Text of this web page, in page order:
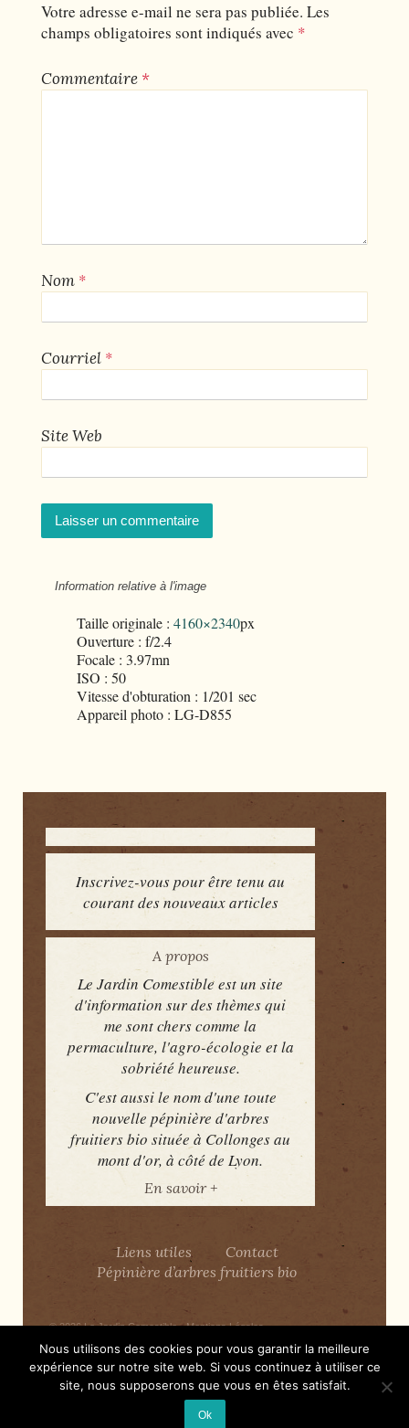
Votre adresse e-mail ne sera pas publiée. Les
champs obligatoires sont indiqués avec *
Commentaire *
Nom *
Courriel *
Site Web
Information relative à l'image
Taille originale : 4160×2340px
Ouverture : f/2.4
Focale : 3.97mn
ISO : 50
Vitesse d'obturation : 1/201 sec
Appareil photo : LG-D855
Inscrivez-vous pour être tenu au
courant des nouveaux articles
A propos
Le Jardin Comestible est un site
d'information sur des thèmes qui
me sont chers comme la
permaculture, l'agro-écologie et la
sobriété heureuse.
C'est aussi le nom d'une toute
nouvelle pépinière d'arbres
fruitiers bio située à Collonges au
mont d'or, à côté de Lyon.
En savoir +
Liens utiles
Contact
Pépinière d’arbres fruitiers bio
© 2026Le Jardin Comestible-Mentions Légales
Nous utilisons des cookies pour vous garantir la meilleure
expérience sur notre site web. Si vous continuez à utiliser ce
site, nous supposerons que vous en êtes satisfait.
Ok